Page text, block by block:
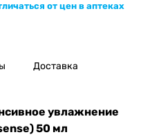
от цен в аптеках
Доставка
увлажнение
50 мл